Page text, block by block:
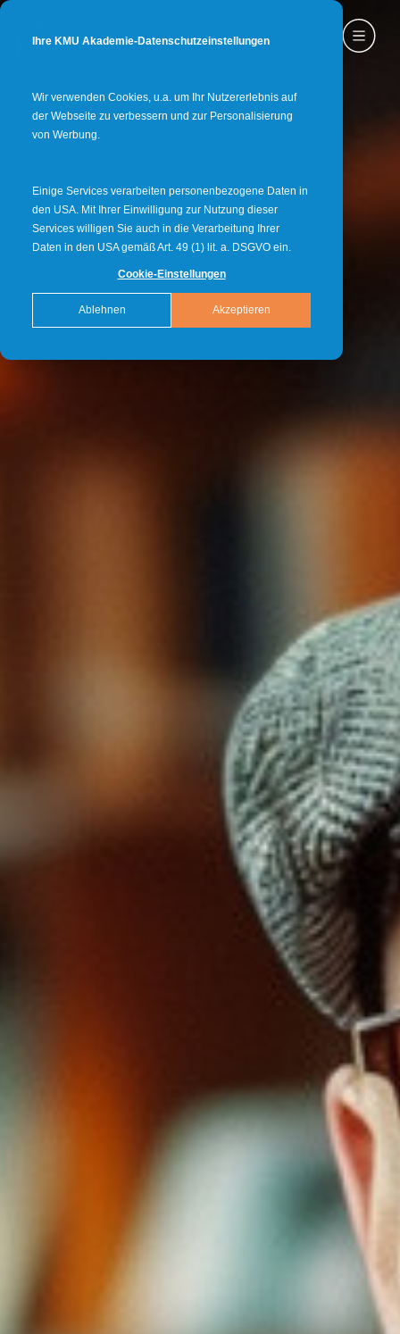
Ihre KMU Akademie-Datenschutzeinstellungen
Wir verwenden Cookies, u.a. um Ihr Nutzererlebnis auf
der Webseite zu verbessern und zur Personalisierung
von Werbung.
Einige Services verarbeiten personenbezogene Daten in
den USA. Mit Ihrer Einwilligung zur Nutzung dieser
Services willigen Sie auch in die Verarbeitung Ihrer
Daten in den USA gemäß Art. 49 (1) lit. a. DSGVO ein.
Cookie-Einstellungen
Akzeptieren
Ablehnen